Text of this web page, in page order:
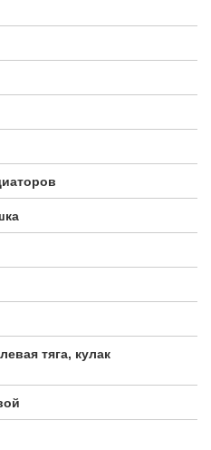
тяга, кулак